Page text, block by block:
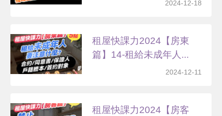
2024-12-18
租屋快課力2024【房東
篇】14-租給未成年人...
2024-12-11
租屋快課力2024【房客